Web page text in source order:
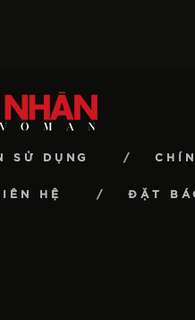
SỬ DỤNG
HỆ ĐẶT